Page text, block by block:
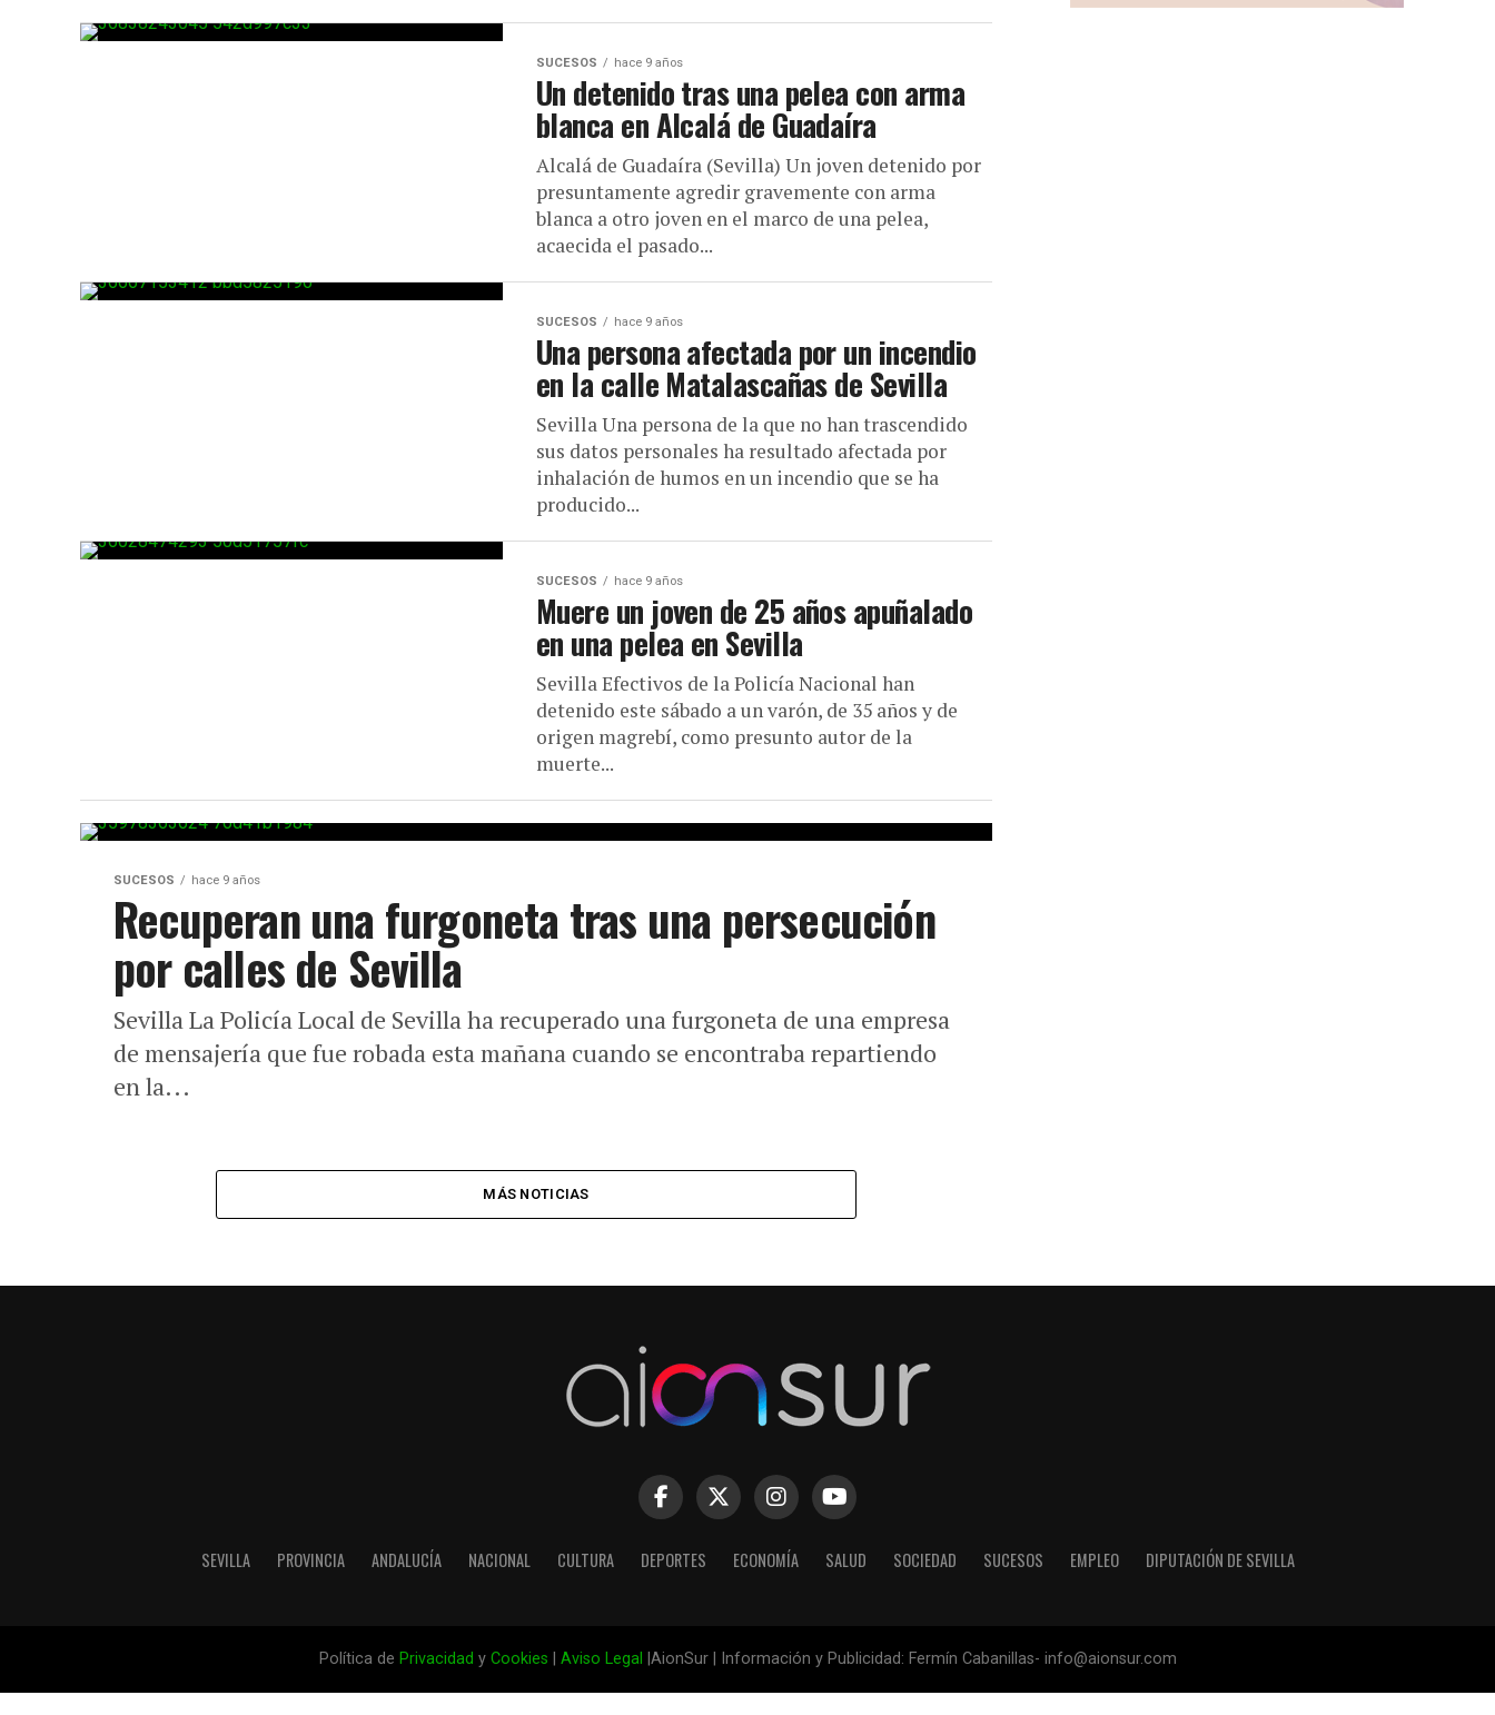
SUCESOS hace 9 años
Un detenido tras una pelea con arma
blanca en Alcalá de Guadaíra
Alcalá de Guadaíra (Sevilla) Un joven detenido por
presuntamente agredir gravemente con arma
blanca a otro joven en el marco de una pelea,
acaecida el pasado...
SUCESOS hace 9 años
Una persona afectada por un incendio
en la calle Matalascañas de Sevilla
Sevilla Una persona de la que no han trascendido
sus datos personales ha resultado afectada por
inhalación de humos en un incendio que se ha
producido...
SUCESOS hace 9 años
Muere un joven de 25 años apuñalado
en una pelea en Sevilla
Sevilla Efectivos de la Policía Nacional han
detenido este sábado a un varón, de 35 años y de
origen magrebí, como presunto autor de la
muerte...
SUCESOS hace 9 años
Recuperan una furgoneta tras una persecución
por calles de Sevilla
Sevilla La Policía Local de Sevilla ha recuperado una furgoneta de una empresa
de mensajería que fue robada esta mañana cuando se encontraba repartiendo
en la...
MÁS NOTICIAS
SEVILLA PROVINCIA ANDALUCÍA NACIONAL CULTURA DEPORTES ECONOMÍA SALUD SOCIEDAD SUCESOS EMPLEO DIPUTACIÓN DE SEVILLA
Política de Privacidad y Cookies Aviso Legal |AionSur | Información y Publicidad: Fermín Cabanillas- info@aionsur.com